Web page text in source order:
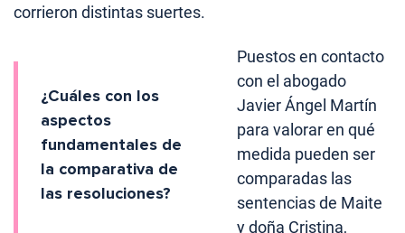
corrieron distintas suertes.
¿Cuáles con los
aspectos
fundamentales de
la comparativa de
las resoluciones?
Puestos en contacto
con el abogado
Javier Ángel Martín
para valorar en qué
medida pueden ser
comparadas las
sentencias de Maite
y doña Cristina,